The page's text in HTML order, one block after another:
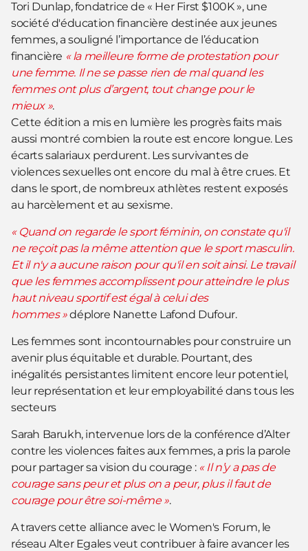
Tori Dunlap, fondatrice de « Her First $100K », une
société d'éducation financière destinée aux jeunes
femmes, a souligné l’importance de l’éducation
financière « la meilleure forme de protestation pour
une femme. Il ne se passe rien de mal quand les
femmes ont plus d’argent, tout change pour le
mieux ».
Cette édition a mis en lumière les progrès faits mais
aussi montré combien la route est encore longue. Les
écarts salariaux perdurent. Les survivantes de
violences sexuelles ont encore du mal à être crues. Et
dans le sport, de nombreux athlètes restent exposés
au harcèlement et au sexisme.
« Quand on regarde le sport féminin, on constate qu'il
ne reçoit pas la même attention que le sport masculin.
Et il n'y a aucune raison pour qu'il en soit ainsi. Le travail
que les femmes accomplissent pour atteindre le plus
haut niveau sportif est égal à celui des
hommes »déplore Nanette Lafond Dufour.
Les femmes sont incontournables pour construire un
avenir plus équitable et durable. Pourtant, des
inégalités persistantes limitent encore leur potentiel,
leur représentation et leur employabilité dans tous les
secteurs
Sarah Barukh, intervenue lors de la conférence d’Alter
contre les violences faites aux femmes, a pris la parole
pour partager sa vision du courage : « Il n’y a pas de
courage sans peur et plus on a peur, plus il faut de
courage pour être soi-même ».
A travers cette alliance avec le Women's Forum, le
réseau Alter Egales veut contribuer à faire avancer les